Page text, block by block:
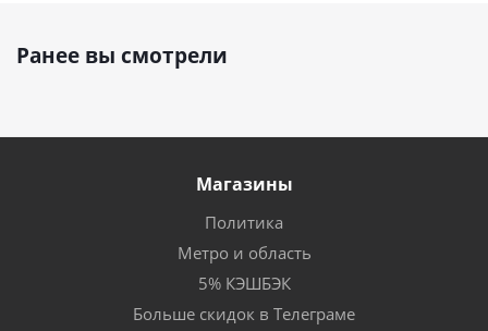
Ранее вы смотрели
Магазины
Политика
Метро и область
5% КЭШБЭК
Больше скидок в Телеграме